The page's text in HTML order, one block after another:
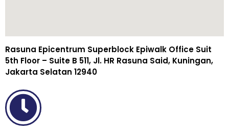
Rasuna Epicentrum Superblock Epiwalk Office Suit
5th Floor – Suite B 511, Jl. HR Rasuna Said, Kuningan,
Jakarta Selatan 12940